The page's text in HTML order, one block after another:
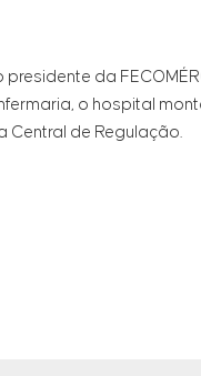
da
o hospital
de Regulação.